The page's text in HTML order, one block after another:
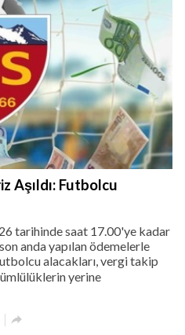
Aşıldı: Futbolcu
tarihinde saat 17.00'ye kadar
anda yapılan ödemelerle
futbolcu alacakları, vergi takip
yerine
